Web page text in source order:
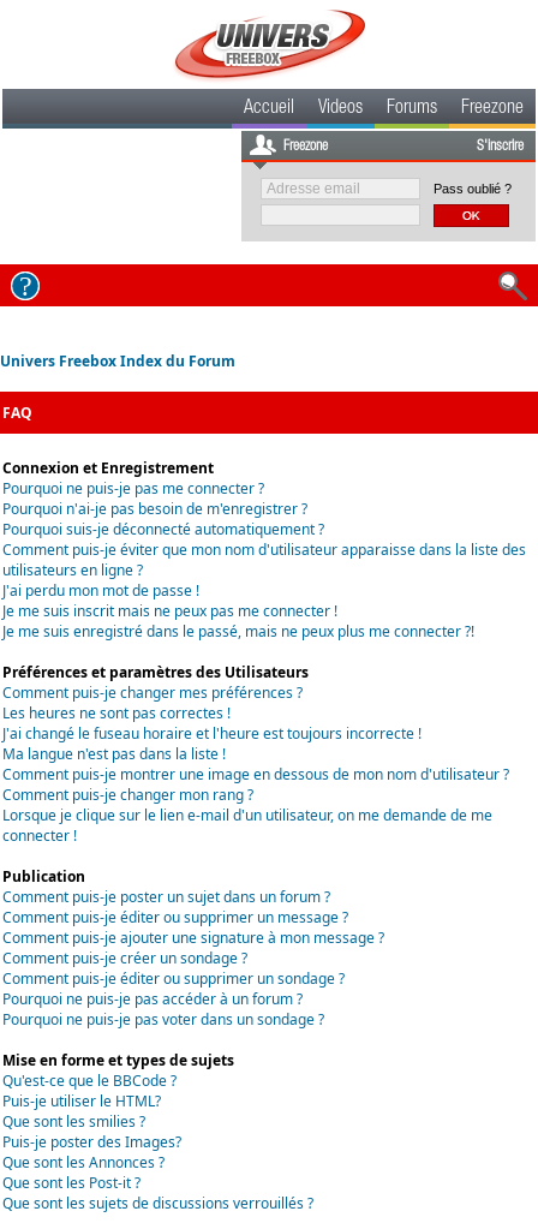
Accueil Videos Forums Freezone
Freezone S'inscrire
Pass oublié ?
Univers Freebox Index du Forum
FAQ
Connexion et Enregistrement
Pourquoi ne puis-je pas me connecter ?
Pourquoi n'ai-je pas besoin de m'enregistrer ?
Pourquoi suis-je déconnecté automatiquement ?
Comment puis-je éviter que mon nom d'utilisateur apparaisse dans la liste des
utilisateurs en ligne ?
J'ai perdu mon mot de passe !
Je me suis inscrit mais ne peux pas me connecter !
Je me suis enregistré dans le passé, mais ne peux plus me connecter ?!
Préférences et paramètres des Utilisateurs
Comment puis-je changer mes préférences ?
Les heures ne sont pas correctes !
J'ai changé le fuseau horaire et l'heure est toujours incorrecte !
Ma langue n'est pas dans la liste !
Comment puis-je montrer une image en dessous de mon nom d'utilisateur ?
Comment puis-je changer mon rang ?
Lorsque je clique sur le lien e-mail d'un utilisateur, on me demande de me
connecter !
Publication
Comment puis-je poster un sujet dans un forum ?
Comment puis-je éditer ou supprimer un message ?
Comment puis-je ajouter une signature à mon message ?
Comment puis-je créer un sondage ?
Comment puis-je éditer ou supprimer un sondage ?
Pourquoi ne puis-je pas accéder à un forum ?
Pourquoi ne puis-je pas voter dans un sondage ?
Mise en forme et types de sujets
Qu'est-ce que le BBCode ?
Puis-je utiliser le HTML?
Que sont les smilies ?
Puis-je poster des Images?
Que sont les Annonces ?
Que sont les Post-it ?
Que sont les sujets de discussions verrouillés ?